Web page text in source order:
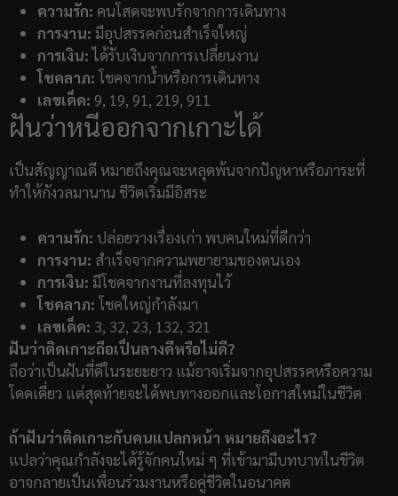
ความรัก: คนโสดจะพบรักจากการเดินทาง
การงาน: มีอุปสรรคก่อนสำเร็จใหญ่
การเงิน:ได้รับเงินจากการเปลี่ยนงาน
โชคลาภ: โชคจากน้ำหรือการเดินทาง
เลขเด็ด: 9, 19, 91, 219, 911
ฝันว่าหนีออกจากเกาะได้
เป็นสัญญาณดี หมายถึงคุณจะหลุดพ้นจากปัญหาหรือภาระที่
ทำให้กังวลมานาน ชีวิตเริ่มมีอิสระ
ความรัก: ปล่อยวางเรื่องเก่า พบคนใหม่ที่ดีกว่า
การงาน: สำเร็จจากความพยายามของตนเอง
การเงิน: มีโชคจากงานที่ลงทุนไว้
โชคลาภ: โชคใหญ่กำลังมา
เลขเด็ด: 3, 32, 23, 132, 321
ฝันว่าติดเกาะถือเป็นลางดีหรือไม่ดี?
ถือว่าเป็นฝันที่ดีในระยะยาว แม้อาจเริ่มจากอุปสรรคหรือความ
โดดเดี่ยว แต่สุดท้ายจะได้พบทางออกและโอกาสใหม่ในชีวิต
ถ้าฝันว่าติดเกาะกับคนแปลกหน้า หมายถึงอะไร?
แปลว่าคุณกำลังจะได้รู้จักคนใหม่ ๆ ที่เข้ามามีบทบาทในชีวิต
อาจกลายเป็นเพื่อนร่วมงานหรือคู่ชีวิตในอนาคต